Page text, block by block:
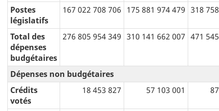
Postes
législatifs
167 022 708 706 175 881 974 479 318
Total des
dépenses
budgétaires
276 805 954 349 310 141 662 007 471
Dépenses non budgétaires
Crédits
votés
18 453 827 57 103 001